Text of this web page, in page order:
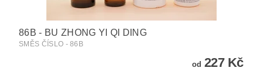
86B - BU ZHONG YI QI DING
SMĚS ČÍSLO - 86B
od 227 Kč